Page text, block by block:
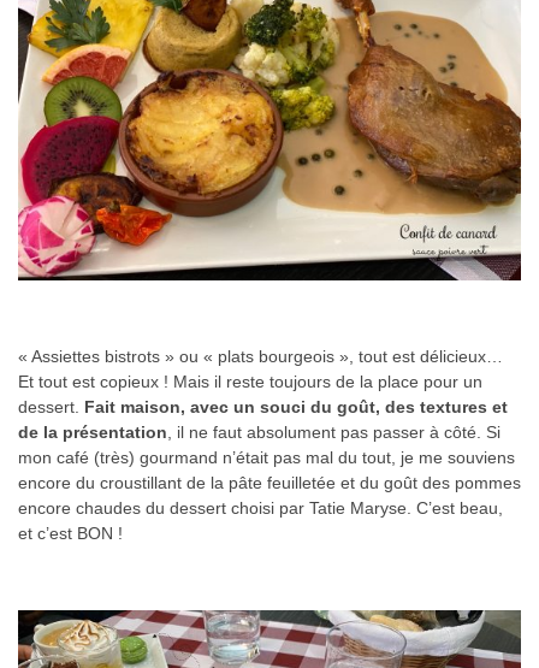
« Assiettes bistrots » ou « plats bourgeois », tout est délicieux…
Et tout est copieux ! Mais il reste toujours de la place pour un
dessert. Fait maison, avec un souci du goût, des textures et
de la présentation, il ne faut absolument pas passer à côté. Si
mon café (très) gourmand n’était pas mal du tout, je me souviens
encore du croustillant de la pâte feuilletée et du goût des pommes
encore chaudes du dessert choisi par Tatie Maryse. C’est beau,
et c’est BON !